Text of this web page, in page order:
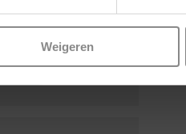
Weigeren